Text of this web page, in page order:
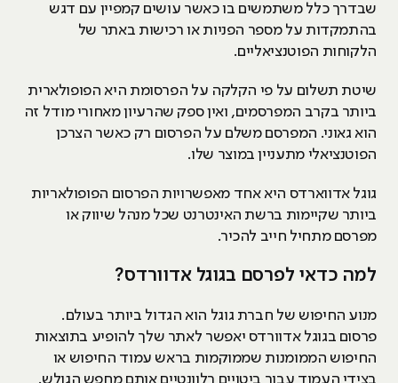
שבדרך כלל משתמשים בו כאשר עושים קמפיין עם דגש
בהתמקדות על מספר הפניות או רכישות באתר של
הלקוחות הפוטנציאליים.
שיטת תשלום על פי הקלקה על הפרסומת היא הפופולארית
ביותר בקרב המפרסמים, ואין ספק שהרעיון מאחורי מודל זה
הוא גאוני. המפרסם משלם על הפרסום רק כאשר הצרכן
הפוטנציאלי מתעניין במוצר שלו.
גוגל אדווארדס היא אחד מאפשרויות הפרסום הפופולאריות
ביותר שקיימות ברשת האינטרנט שכל מנהל שיווק או
מפרסם מתחיל חייב להכיר.
למה כדאי לפרסם בגוגל אדוורדס?
מנוע החיפוש של חברת גוגל הוא הגדול ביותר בעולם.
פרסום בגוגל אדוורדס יאפשר לאתר שלך להופיע בתוצאות
החיפוש הממומנות שממוקמות בראש עמוד החיפוש או
בצידי העמוד עבור ביטויים רלוונטיים אותם מחפש הגולש.